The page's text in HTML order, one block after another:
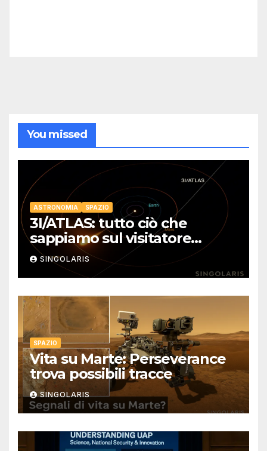
You missed
ASTRONOMIA SPAZIO
3I/ATLAS: tutto ciò che
sappiamo sul visitatore
interstellare
SINGOLARIS
SPAZIO
Vita su Marte: Perseverance
trova possibili tracce
SINGOLARIS